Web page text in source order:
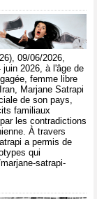
09/06/2026,
juin 2026, à l'âge de
femme libre
Marjane Satrapi
de son pays,
familiaux
les contradictions
À travers
a permis de
qui
satrapi-